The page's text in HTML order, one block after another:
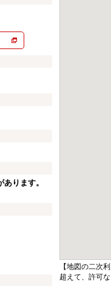
ります。
【地図の二次
超えて、許可